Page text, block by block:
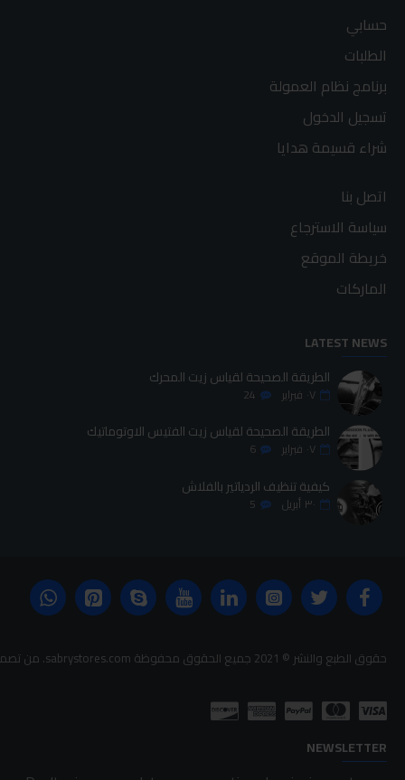
حسابي
الطلبات
برنامج نظام العمولة
تسجيل الدخول
شراء قسيمة هدايا
اتصل بنا
سياسة الاسترجاع
خريطة الموقع
الماركات
LATEST NEWS
الطريقة الصحيحة لقياس زيت المحرك
٠٧ فبراير 24
الطريقة الصحيحة لقياس زيت الفتيس الاوتوماتيك
٠٧ فبراير 6
كيفية تنظيف الردياتير بالفلاش
٣٠ أبريل 5
حقوق الطبع والنشر © 2021 جميع الحقوق محفوظة sabrystores.com. من تصميم-
NEWSLETTER